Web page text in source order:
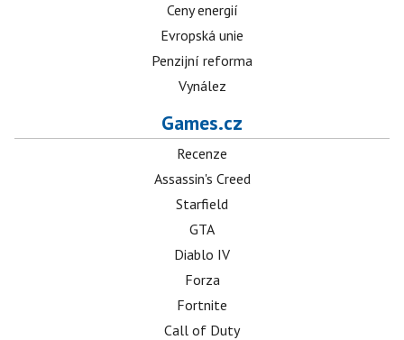
Ceny energií
Evropská unie
Penzijní reforma
Vynález
Games.cz
Recenze
Assassin's Creed
Starfield
GTA
Diablo IV
Forza
Fortnite
Call of Duty